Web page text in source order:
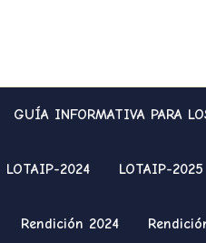
GUÍA INFORMATIVA PARA
LOTAIP-2024 LOTAIP-2025
Rendición 2024